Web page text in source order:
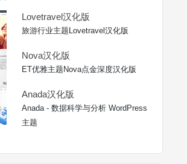
Lovetravel汉化版
旅游行业主题Lovetravel汉化版
Nova汉化版
ET优雅主题Nova点金深度汉化版
Anada汉化版
Anada - 数据科学与分析 WordPress
主题